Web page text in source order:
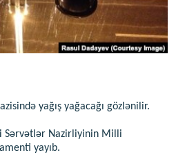
STANDARTLARIMIZ
yağış yağacağı gözlənilir.
Sərvətlər Nazirliyinin Milli
yayıb.